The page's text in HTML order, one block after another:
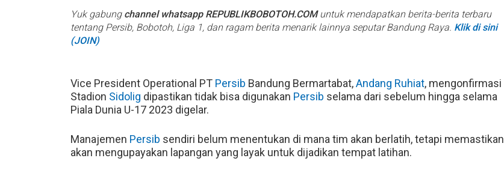
Yuk gabung channel whatsapp REPUBLIKBOBOTOH.COMuntuk mendapatkan berita-berita terbaru
tentang Persib, Bobotoh, Liga 1, dan ragam berita menarik lainnya seputar Bandung Raya. Klik di sini
(JOIN)
Vice President Operational PT Persib Bandung Bermartabat,Andang Ruhiat, mengonfirmasi
Stadion Sidolig dipastikan tidak bisa digunakan Persib selama dari sebelum hingga selama
Piala Dunia U-17 2023 digelar.
Manajemen Persib sendiri belum menentukan di mana tim akan berlatih, tetapi memastikan
akan mengupayakan lapangan yang layak untuk dijadikan tempat latihan.